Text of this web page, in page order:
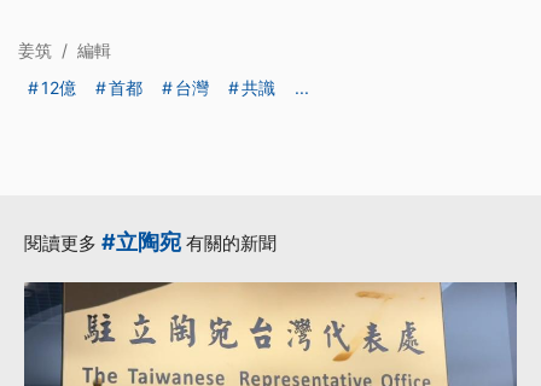
姜筑 / 編輯
12億
首都 台灣 共識 ...
閱讀更多 #立陶宛 有關的新聞